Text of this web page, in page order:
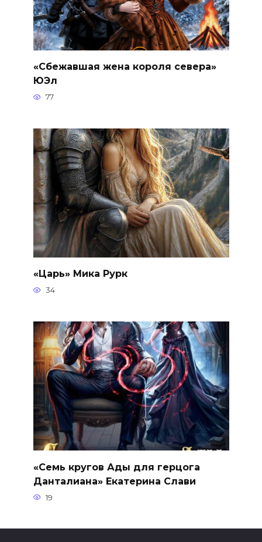
«Сбежавшая жена короля севера»
ЮЭл
77
«Царь» Мика Рурк
34
«Семь кругов Ады для герцога
Данталиана» Екатерина Слави
19